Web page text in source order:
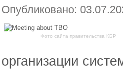
Опубликовано:
Фото сайта правительства КБР
организации